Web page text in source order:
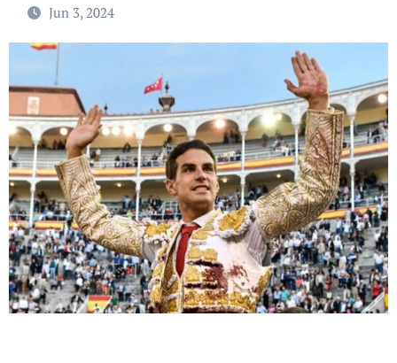
Jun 3, 2024